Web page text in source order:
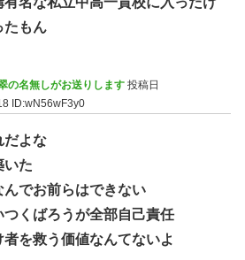
たもん
の名無しがお送りします 投稿日
ID:wN56wF3y0
だよな
いた
でお前らはできない
つくばろうが全部自己責任
を救う価値なんてないよ